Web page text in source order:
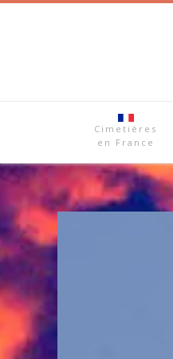
Cimetières
en France